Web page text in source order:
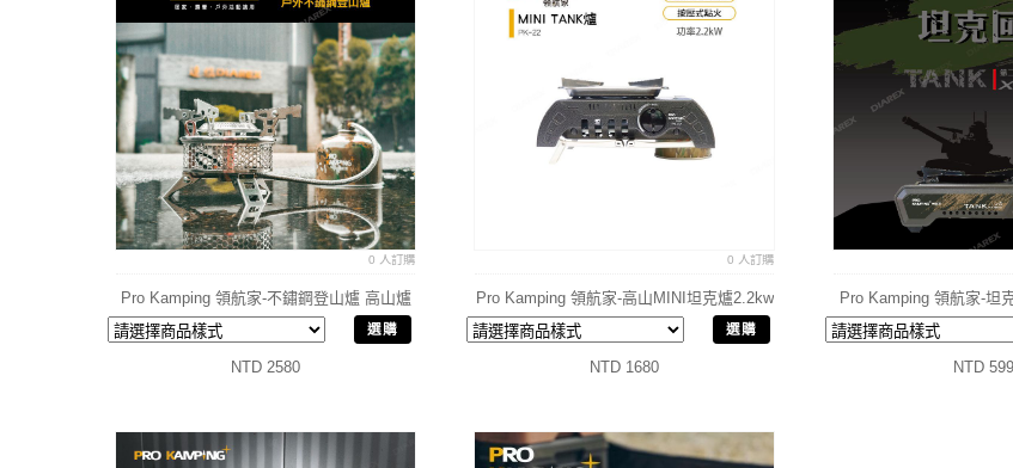
0 人訂購
Pro Kamping 領航家-不鏽鋼登山爐 高山爐
選購
NTD 2580
0 人訂購
Pro Kamping 領航家-高山MINI坦克爐2.2kw
瓦斯爐
選購
NTD 1680
Pro Kamping 領航家-坦
式爐 瓦斯爐
NTD 599